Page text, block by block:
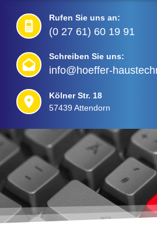
Rufen Sie uns an:
(0 27 61) 60 19 91
Schreiben Sie uns:
info@hoeffer-
Kölner Str. 18
57439 Attendorn